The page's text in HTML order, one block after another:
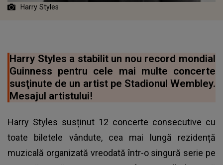
Harry Styles
Harry Styles a stabilit un nou record mondial
Guinness pentru cele mai multe concerte
susţinute de un artist pe Stadionul Wembley.
Mesajul artistului!
Harry Styles susținut 12 concerte consecutive cu
toate biletele vândute, cea mai lungă rezidență
muzicală organizată vreodată într-o singură serie pe